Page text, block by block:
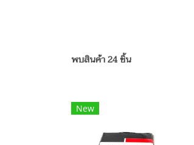
พบสินค้า 24 ชิ้น
New